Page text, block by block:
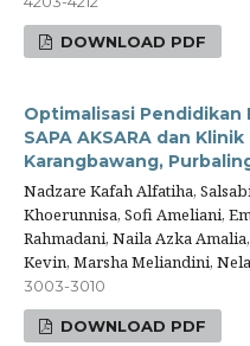
DOWNLOAD PDF
Optimalisasi Pendidikan
SAPA AKSARA dan
Karangbawang,
Nadzare Kafah Alfatiha,
Khoerunnisa, Sofi Ameliani,
Rahmadani, Naila Azka
Kevin, Marsha Meliandini,
3003-3010
DOWNLOAD PDF